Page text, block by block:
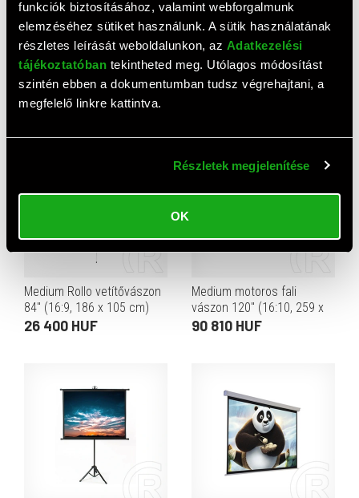
funkciók biztosításához, valamint webforgalmunk
elemzéséhez sütiket használunk. A sütik használatának
részletes leírását weboldalunkon, az Adatkezelési
tájékoztatóban tekintheted meg. Utólagos módosítást
szintén ebben a dokumentumban tudsz végrehajtani, a
megfelelő linkre kattintva.
Részletek megjelenítése
OK
Medium tripod vetítővászon
80" (1:1, 203 cm x 203 cm)
34 090 HUF
Medium motoros
vetítővászon 150" (4:3, 305
111 760 HUF
Medium Rollo vetítővászon
84" (16:9, 186 x 105 cm)
26 400 HUF
Medium motoros fali
vászon 120" (16:10, 259 x
162 cm)
90 810 HUF